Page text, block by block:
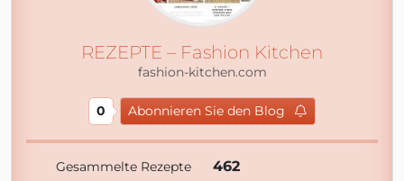
REZEPTE – Fashion Kitchen
fashion-kitchen.com
0 Abonnieren Sie den Blog
Gesammelte Rezepte 462